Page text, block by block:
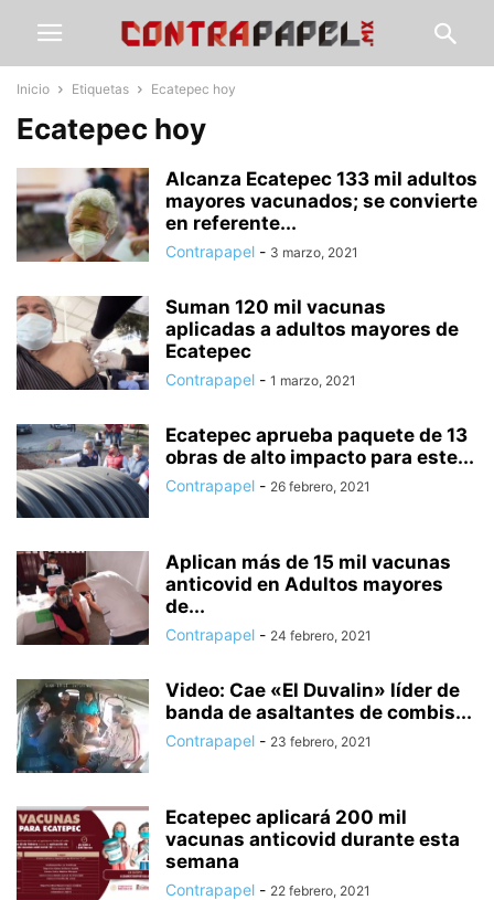
Inicio Etiquetas Ecatepec hoy
Ecatepec hoy
Alcanza Ecatepec 133 mil adultos
mayores vacunados; se convierte
en referente...
Contrapapel - 3 marzo, 2021
Suman 120 mil vacunas
aplicadas a adultos mayores de
Ecatepec
Contrapapel - 1 marzo, 2021
Ecatepec aprueba paquete de 13
obras de alto impacto para este...
Contrapapel - 26 febrero, 2021
Aplican más de 15 mil vacunas
anticovid en Adultos mayores
de...
Contrapapel - 24 febrero, 2021
Video: Cae «El Duvalin» líder de
banda de asaltantes de combis...
Contrapapel - 23 febrero, 2021
Ecatepec aplicará 200 mil
vacunas anticovid durante esta
semana
Contrapapel - 22 febrero, 2021